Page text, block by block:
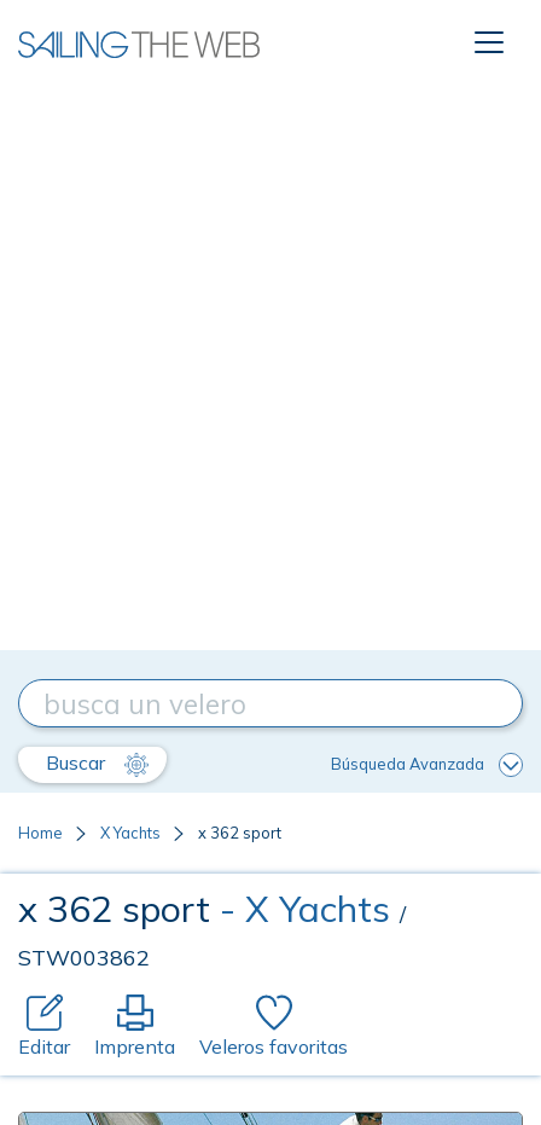
Buscar Búsqueda Avanzada
Home X Yachts x 362 sport
x 362 sport - X Yachts /
STW003862
Editar Imprenta Veleros favoritas